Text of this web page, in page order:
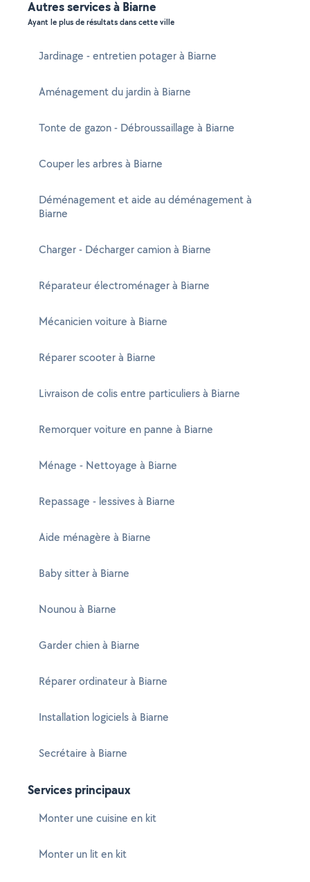
Autres services à Biarne
Ayant le plus de résultats dans cette ville
Jardinage - entretien potager à Biarne
Aménagement du jardin à Biarne
Tonte de gazon - Débroussaillage à Biarne
Couper les arbres à Biarne
Déménagement et aide au déménagement à
Biarne
Charger - Décharger camion à Biarne
Réparateur électroménager à Biarne
Mécanicien voiture à Biarne
Réparer scooter à Biarne
Livraison de colis entre particuliers à Biarne
Remorquer voiture en panne à Biarne
Ménage - Nettoyage à Biarne
Repassage - lessives à Biarne
Aide ménagère à Biarne
Baby sitter à Biarne
Nounou à Biarne
Garder chien à Biarne
Réparer ordinateur à Biarne
Installation logiciels à Biarne
Secrétaire à Biarne
Services principaux
Monter une cuisine en kit
Monter un lit en kit